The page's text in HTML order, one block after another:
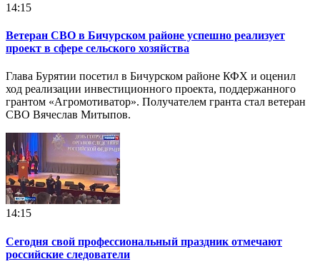
14:15
Ветеран СВО в Бичурском районе успешно реализует
проект в сфере сельского хозяйства
Глава Бурятии посетил в Бичурском районе КФХ и оценил
ход реализации инвестиционного проекта, поддержанного
грантом «Агромотиватор». Получателем гранта стал ветеран
СВО Вячеслав Митыпов.
14:15
Сегодня свой профессиональный праздник отмечают
российские следователи